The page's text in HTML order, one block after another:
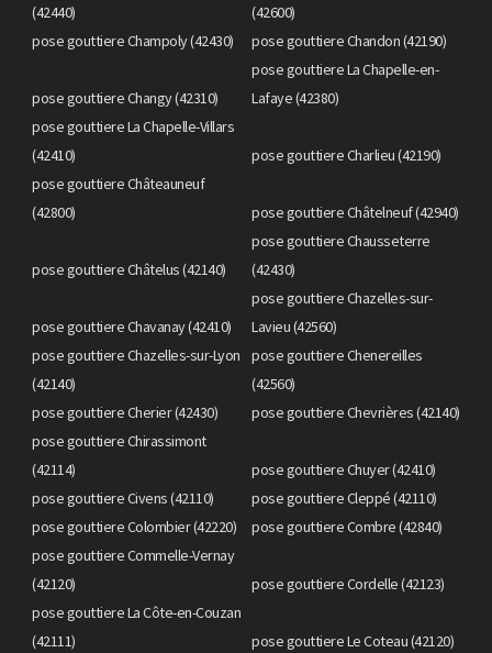
(42440)
(42600)
pose gouttiere Champoly (42430)
pose gouttiere Chandon (42190)
pose gouttiere Changy (42310)
pose gouttiere La Chapelle-en-
Lafaye (42380)
pose gouttiere La Chapelle-Villars
(42410)
pose gouttiere Charlieu (42190)
pose gouttiere Châteauneuf
(42800)
pose gouttiere Châtelneuf (42940)
pose gouttiere Châtelus (42140)
pose gouttiere Chausseterre
(42430)
pose gouttiere Chavanay (42410)
pose gouttiere Chazelles-sur-
Lavieu (42560)
pose gouttiere Chazelles-sur-Lyon
(42140)
pose gouttiere Chenereilles
(42560)
pose gouttiere Cherier (42430)
pose gouttiere Chevrières (42140)
pose gouttiere Chirassimont
(42114)
pose gouttiere Chuyer (42410)
pose gouttiere Civens (42110)
pose gouttiere Cleppé (42110)
pose gouttiere Colombier (42220)
pose gouttiere Combre (42840)
pose gouttiere Commelle-Vernay
(42120)
pose gouttiere Cordelle (42123)
pose gouttiere La Côte-en-Couzan
(42111)
pose gouttiere Le Coteau (42120)